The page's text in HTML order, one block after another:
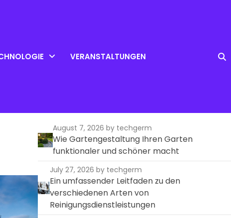
VERANSTALTUNGEN
August 7, 2026 by techgerm
Wie Gartengestaltung Ihren Garten
funktionaler und schöner macht
July 27, 2026 by techgerm
Ein umfassender Leitfaden zu den
verschiedenen Arten von
Reinigungsdienstleistungen